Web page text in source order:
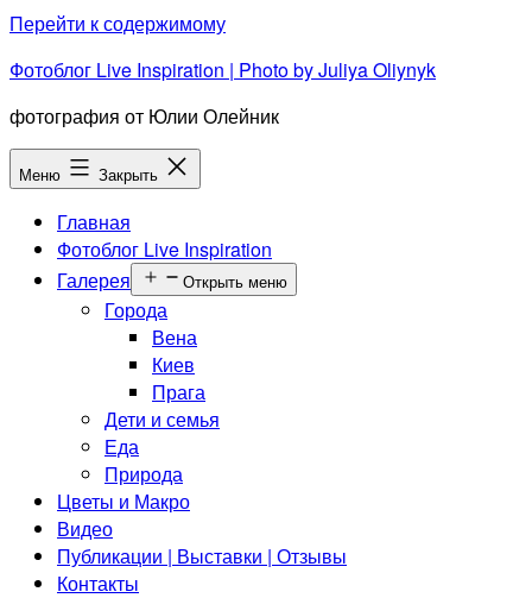
Перейти к содержимому
Фотоблог Live Inspiration | Photo by Juliya Oliynyk
фотография от Юлии Олейник
Меню Закрыть
Главная
Фотоблог Live Inspiration
Галерея
Открыть меню
Города
Вена
Киев
Прага
Дети и семья
Еда
Природа
Цветы и Макро
Видео
Публикации | Выставки | Отзывы
Контакты